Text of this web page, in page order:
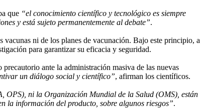
que “el conocimiento científico y tecnológico es siempre
y está sujeto permanentemente al debate”.
ni de los planes de vacunación. Bajo este principio, a
para garantizar su eficacia y seguridad.
ante la administración masiva de las nuevas
un diálogo social y científico”, afirman los científicos.
OPS), ni la Organización Mundial de la Salud (OMS), están
la información del producto, sobre algunos riesgos”.